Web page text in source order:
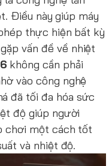
Điều này giúp máy
thực hiện bất kỳ
vấn đề về nhiệt
không cần phải
vào công nghệ
đã tối đa hóa sức
độ giúp người
chơi một cách tốt
và nhiệt độ.